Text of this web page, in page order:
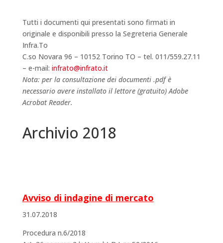
Tutti i documenti qui presentati sono firmati in
originale e disponibili presso la Segreteria Generale
Infra.To
C.so Novara 96 – 10152 Torino TO – tel. 011/559.27.11
– e-mail: infrato@infrato.it
Nota: per la consultazione dei documenti .pdf è
necessario avere installato il lettore (gratuito) Adobe
Acrobat Reader.
Archivio 2018
Avviso di indagine di mercato
31.07.2018
Procedura n.6/2018